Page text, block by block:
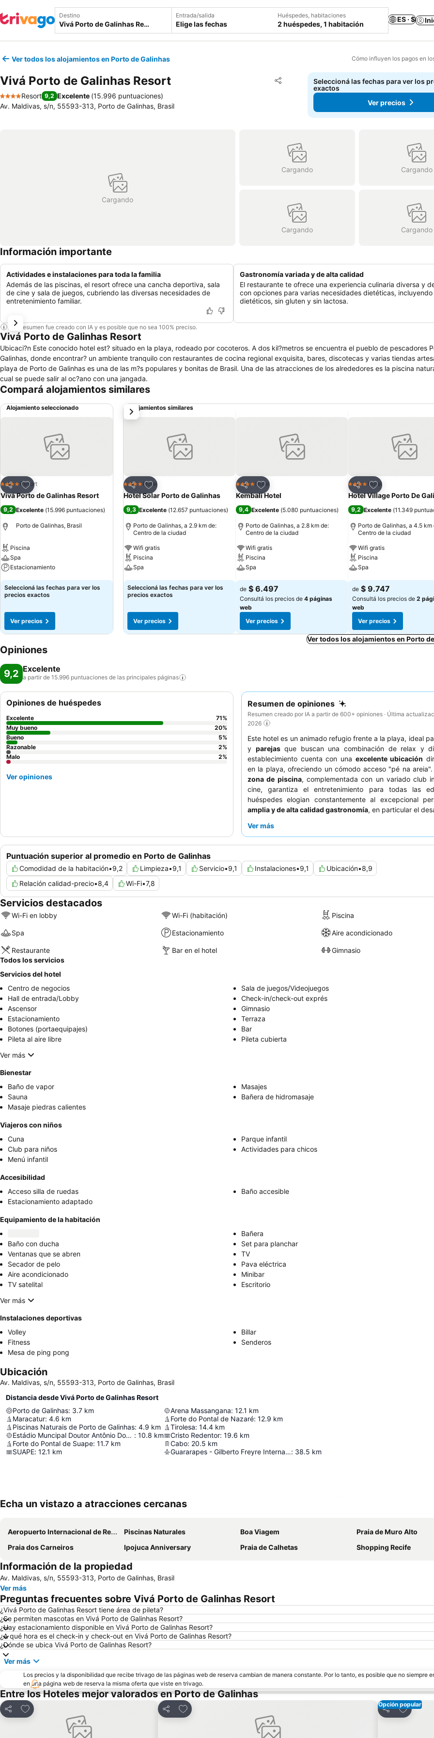
Destino Entrada/salida
Elige las fechas
Huéspedes, habitaciones
2 huéspedes, 1 habitación
ES · $
Ver todos los alojamientos en Porto de Galinhas Cómo influyen los pagos en
Vivá Porto de Galinhas Resort Compartir
Añadir a favoritos
4 Estrellas
Resort 9,2 Excelente (15.996 puntuaciones)
Av. Maldivas, s/n, 55593-313, Porto de Galinhas, Brasil
Seleccioná las fechas para ver los
exactos
Ver precios
Cargando
Cargando Cargando
Cargando Cargando
Información importante
Actividades e instalaciones para toda la familia
Además de las piscinas, el resort ofrece una cancha deportiva, sala
de cine y sala de juegos, cubriendo las diversas necesidades de
entretenimiento familiar.
Gastronomía variada y de alta calidad
El restaurante te ofrece una experiencia culinaria diversa y
con opciones para varias necesidades dietéticas,
dietéticos, sin gluten y sin lactosa.
Este resumen fue creado con IA y es posible que no sea 100% preciso.
Vivá Porto de Galinhas Resort
Ubicaci?n Este conocido hotel est? situado en la playa, rodeado por cocoteros. A dos kil?metros se encuentra el pueblo de pescadores
Galinhas, donde encontrar? un ambiente tranquilo con restaurantes de cocina regional exquisita, bares, discotecas y varias tiendas
playa de Porto de Galinhas es una de las m?s populares y bonitas de Brasil. Una de las atracciones de los alrededores es la piscina
cual se puede salir al oc?ano con una jangada.
Compará alojamientos similares
Alojamiento seleccionado
Compartir
Añadir a favoritos
4 EstrellasResort
Vivá Porto de Galinhas Resort
9,2 Excelente (15.996 puntuaciones)
Porto de Galinhas, Brasil
Piscina
Spa
Estacionamiento
Ver precios
Seleccioná las fechas para ver los
precios exactos
Ver precios
Alojamientos similares
Compartir
Añadir a favoritos
4 EstrellasHotel
Hotel Solar Porto de Galinhas
9,3 Excelente (12.657 puntuaciones)
Porto de Galinhas, a 2.9 km de:
Centro de la ciudad
Wifi gratis
Piscina
Spa
Ver precios
Seleccioná las fechas para ver los
precios exactos
Ver precios
Compartir
Añadir a favoritos
4 EstrellasHotel
Kembali Hotel
9,4 Excelente (5.080 puntuaciones)
Porto de Galinhas, a 2.8 km de:
Centro de la ciudad
Wifi gratis
Piscina
Spa
Ver precios
de $ 6.497
Consultá los precios de 4 páginas
web
Ver precios
Compartir
Añadir a favoritos
4 EstrellasHotel
Hotel Village Porto De
9,2 Excelente (11.349
Porto de Galinhas, a 4.5 km
Centro de la ciudad
Wifi gratis
Piscina
Spa
Ver precios
de $ 9.747
Consultá los precios de 2
web
Ver precios
siguiente
Ver todos los alojamientos en Porto
Opiniones
9,2 Excelente
a partir de 15.996 puntuaciones de las principales páginas
Resumen de opiniones
Resumen creado por IA a partir de 600+ opiniones · Última
2026
Este hotel es un animado refugio frente a la playa, ideal
y parejasque buscan una combinación de relax y
establecimiento cuenta con una excelente ubicación
en la playa, ofreciendo un cómodo acceso "pé na areia".
zona de piscina, complementada con un variado club
cine, garantiza el entretenimiento para todas las
huéspedes elogian constantemente al excepcional
amplia y de alta calidad gastronomía, en particular el
experiencia verdaderamente indulgente, considere
Ver más
Puntuación superior al promedio en Porto de Galinhas
Comodidad de la habitación•9,2 Limpieza•9,1 Servicio•9,1 Instalaciones•9,1 Ubicación•8,9
Relación calidad-precio•8,4 Wi-Fi•7,8
Opiniones de huéspedes
Excelente 71%
Muy bueno
20%
Bueno
5%
Razonable
2%
Malo
2%
Ver opiniones
Servicios destacados
Wi-Fi en lobby Wi-Fi (habitación) Piscina
Spa Estacionamiento Aire acondicionado
Restaurante Bar en el hotel
Gimnasio
Todos los servicios
Servicios del hotel
Centro de negocios
Sala de juegos/Videojuegos
Hall de entrada/Lobby
Check-in/check-out exprés
Ascensor
Gimnasio
Estacionamiento
Terraza
Botones (portaequipajes)
Bar
Pileta al aire libre
Pileta cubierta
Ver más
Bienestar
Baño de vapor
Masajes
Sauna
Bañera de hidromasaje
Masaje piedras calientes
Viajeros con niños
Cuna
Parque infantil
Club para niños
Actividades para chicos
Menú infantil
Accesibilidad
Acceso silla de ruedas
Baño accesible
Estacionamiento adaptado
Equipamiento de la habitación
Bañera
Baño con ducha
Set para planchar
Ventanas que se abren
TV
Secador de pelo
Pava eléctrica
Aire acondicionado
Minibar
TV satelital
Escritorio
Ver más
Instalaciones deportivas
Volley
Billar
Fitness
Senderos
Mesa de ping pong
Ubicación
Av. Maldivas, s/n, 55593-313, Porto de Galinhas, Brasil
Distancia desde Vivá Porto de Galinhas Resort
Porto de Galinhas: 3.7 km
Maracatur: 4.6 km
Piscinas Naturais de Porto de Galinhas: 4.9 km
Estádio Muncipal Doutor Antônio Dourado Neto : 10.8 km
Forte do Pontal de Suape: 11.7 km
SUAPE: 12.1 km
Arena Massangana: 12.1 km
Forte do Pontal de Nazaré: 12.9 km
Tirolesa: 14.4 km
Cristo Redentor: 19.6 km
Cabo: 20.5 km
Guararapes - Gilberto Freyre International Airport: 38.5 km
Echa un vistazo a atracciones cercanas
Aeropuerto Internacional de Recife-Guararapes Gilberto Freyre Piscinas Naturales Boa Viagem
Praia de Muro Alto
Praia dos Carneiros
Ipojuca Anniversary Praia de Calhetas Shopping Recife
Información de la propiedad
Av. Maldivas, s/n, 55593-313, Porto de Galinhas, Brasil
Ver más
Preguntas frecuentes sobre Vivá Porto de Galinhas Resort
¿Vivá Porto de Galinhas Resort tiene área de pileta?
¿Se permiten mascotas en Vivá Porto de Galinhas Resort?
¿Hay estacionamiento disponible en Vivá Porto de Galinhas Resort?
¿A qué hora es el check-in y check-out en Vivá Porto de Galinhas Resort?
¿Dónde se ubica Vivá Porto de Galinhas Resort?
Ver más
Los precios y la disponibilidad que recibe trivago de las páginas web de reserva cambian de manera constante. Por lo tanto, es posible que no siempre
en una página web de reserva la misma oferta que viste en trivago.
Entre los Hoteles mejor valorados en Porto de Galinhas
Compartir
Añadir a favoritos
Compartir
Añadir a favoritos Opción popular
Compartir
Añadir a